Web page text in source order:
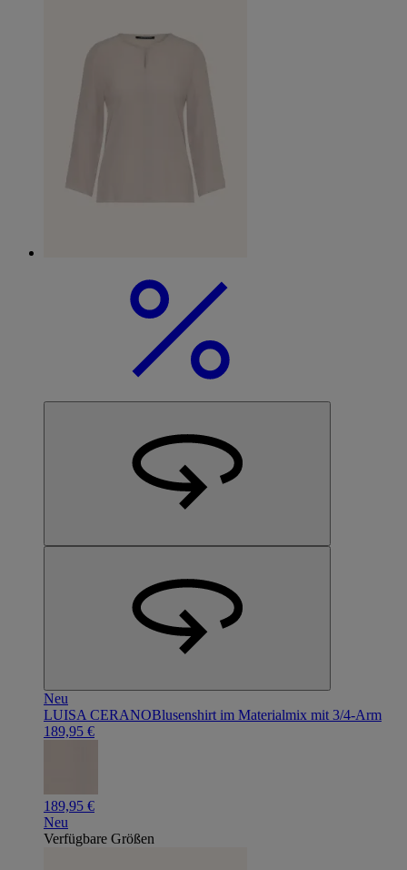
Neu
LUISA CERANOBlusenshirt im Materialmix mit 3/4-Arm
189,95 €
189,95 €
Neu
Verfügbare Größen